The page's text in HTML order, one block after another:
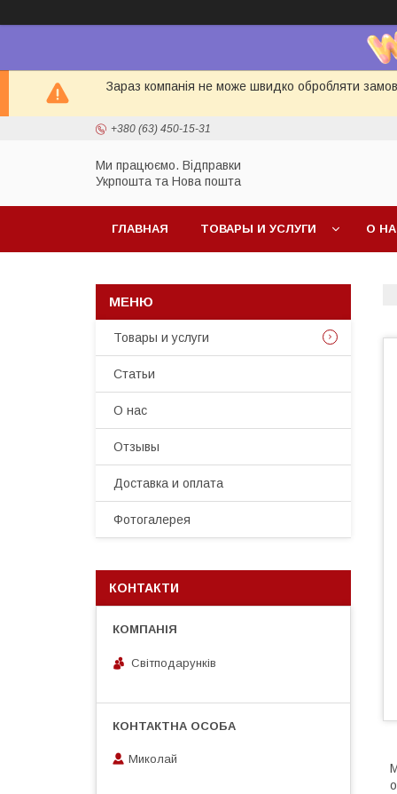
Зараз компанія не може швидко обробляти
+380 (63) 450-15-31
Ми працюємо. Відправки
Укрпошта та Нова пошта
ГЛАВНАЯ ТОВАРЫ И УСЛУГИ О
Товары и услуги
Статьи
О нас
Отзывы
Доставка и оплата
Фотогалерея
КОНТАКТИ
Світподарунків
Миколай